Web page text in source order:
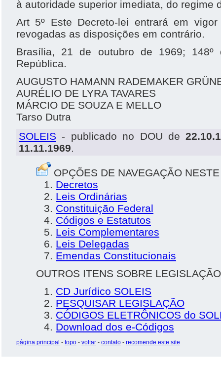
à autoridade superior imediata, do regime
Art 5º Este Decreto-lei entrará em
revogadas as disposições em contrário.
Brasília, 21 de outubro de 1969; 148º
República.
AUGUSTO HAMANN RADEMAKER
AURÉLIO DE LYRA TAVARES
MÁRCIO DE SOUZA E MELLO
Tarso Dutra
SOLEIS - publicado no DOU de
11.11.1969.
OPÇÕES DE NAVEGAÇÃO
Decretos
Leis Ordinárias
Constituição Federal
Códigos e Estatutos
Leis Complementares
Leis Delegadas
Emendas Constitucionais
OUTROS ITENS SOBRE
CD Jurídico SOLEIS
PESQUISAR LEGISLAÇÃO
CÓDIGOS ELETRÔNICOS do
Download dos e-Códigos
página principal - topo - voltar - contato - recomende este site